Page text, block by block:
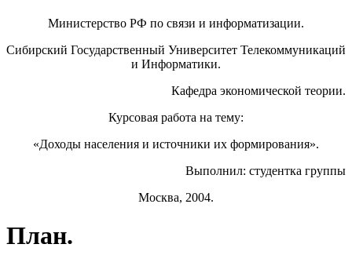
Министерство РФ по связи и информатизации.
Сибирский Государственный Университет Телекоммуникаций
и Информатики.
Кафедра экономической теории.
Курсовая работа на тему:
«Доходы населения и источники их формирования».
Выполнил: студентка группы
Москва, 2004.
План.